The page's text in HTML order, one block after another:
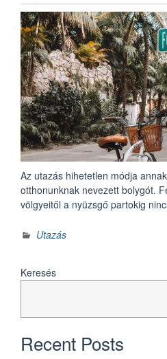
Az utazás hihetetlen módja
otthonunknak nevezett bolygót.
völgyeitől a nyüzsgő partokig
Utazás
Keresés
Recent Posts